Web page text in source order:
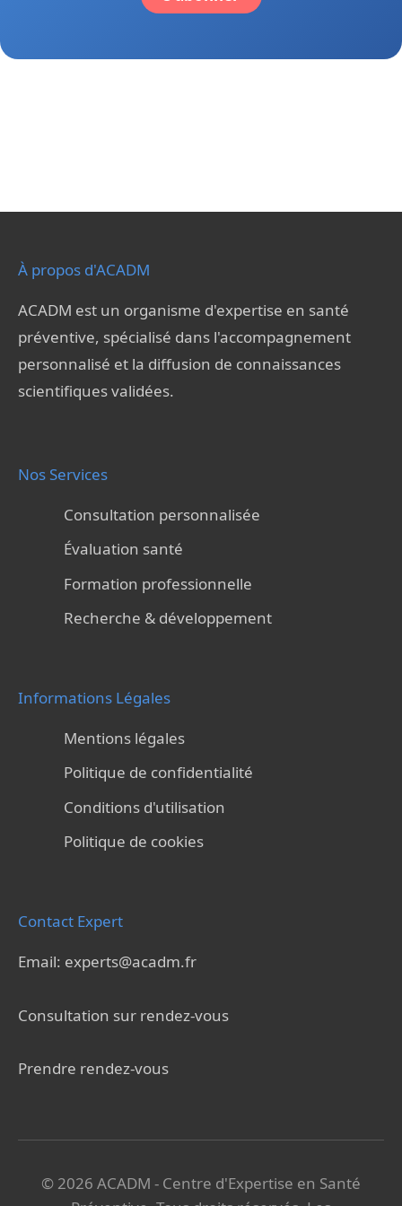
À propos d'ACADM
ACADM est un organisme d'expertise en santé
préventive, spécialisé dans l'accompagnement
personnalisé et la diffusion de connaissances
scientifiques validées.
Nos Services
Consultation personnalisée
Évaluation santé
Formation professionnelle
Recherche & développement
Informations Légales
Mentions légales
Politique de confidentialité
Conditions d'utilisation
Politique de cookies
Contact Expert
Email: experts@acadm.fr
Consultation sur rendez-vous
Prendre rendez-vous
© 2026 ACADM - Centre d'Expertise en Santé